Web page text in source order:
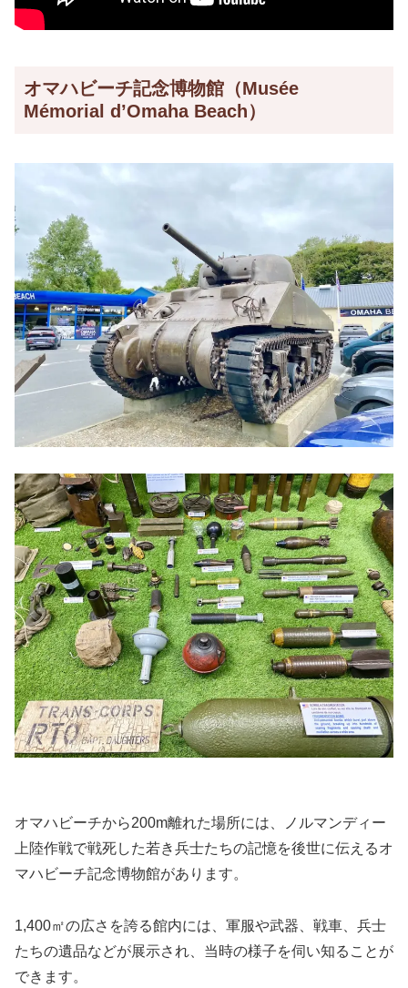
オマハビーチ記念博物館（Musée
Mémorial d’Omaha Beach）
オマハビーチから200m離れた場所には、ノルマンディー
上陸作戦で戦死した若き兵士たちの記憶を後世に伝えるオ
マハビーチ記念博物館があります。
1,400㎡の広さを誇る館内には、軍服や武器、戦車、兵士
たちの遺品などが展示され、当時の様子を伺い知ることが
できます。